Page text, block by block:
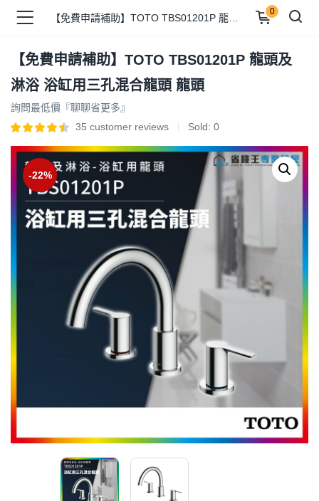
)
)
王 )
0
【免費申請補助】TOTO TBS01201P 龍頭及
淋浴 浴缸用三孔混合龍頭 龍頭
詢問最低價『聊聊省更多』
35 customer reviews Sold: 0
-22%